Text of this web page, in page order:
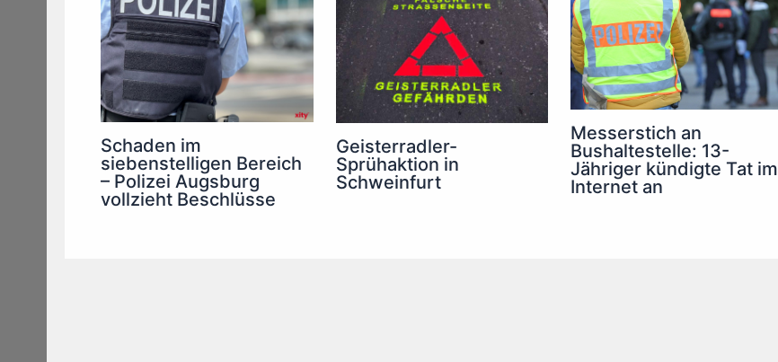
Schaden im
siebenstelligen Bereich
– Polizei Augsburg
vollzieht Beschlüsse
Geisterradler-
Sprühaktion in
Schweinfurt
Messerstich an
Bushaltestelle: 13-
Jähriger kündigte Tat im
Internet an